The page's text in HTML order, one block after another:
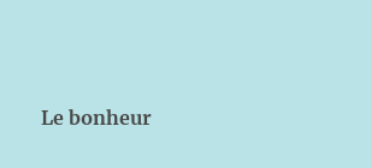
Le bonheur